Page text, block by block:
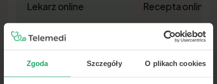
Zgoda Szczegóły O plikach cookies
Lekarz online Recepta online